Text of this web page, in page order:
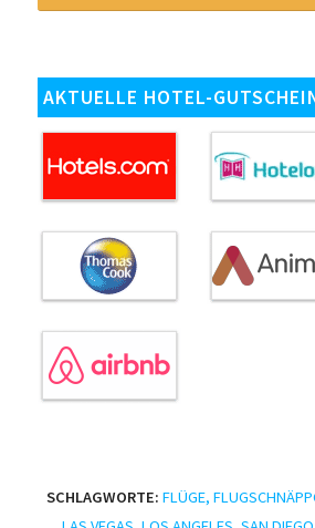
AKTUELLE HOTEL-
SCHLAGWORTE: FLÜGE,